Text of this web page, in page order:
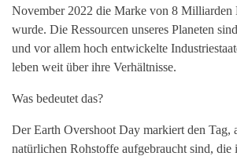
November 2022 die Marke von 8 Milliarden
wurde. Die Ressourcen unseres Planeten
und vor allem hoch entwickelte
leben weit über ihre Verhältnisse.
Was bedeutet das?
Der Earth Overshoot Day markiert den Tag,
natürlichen Rohstoffe aufgebraucht sind, die